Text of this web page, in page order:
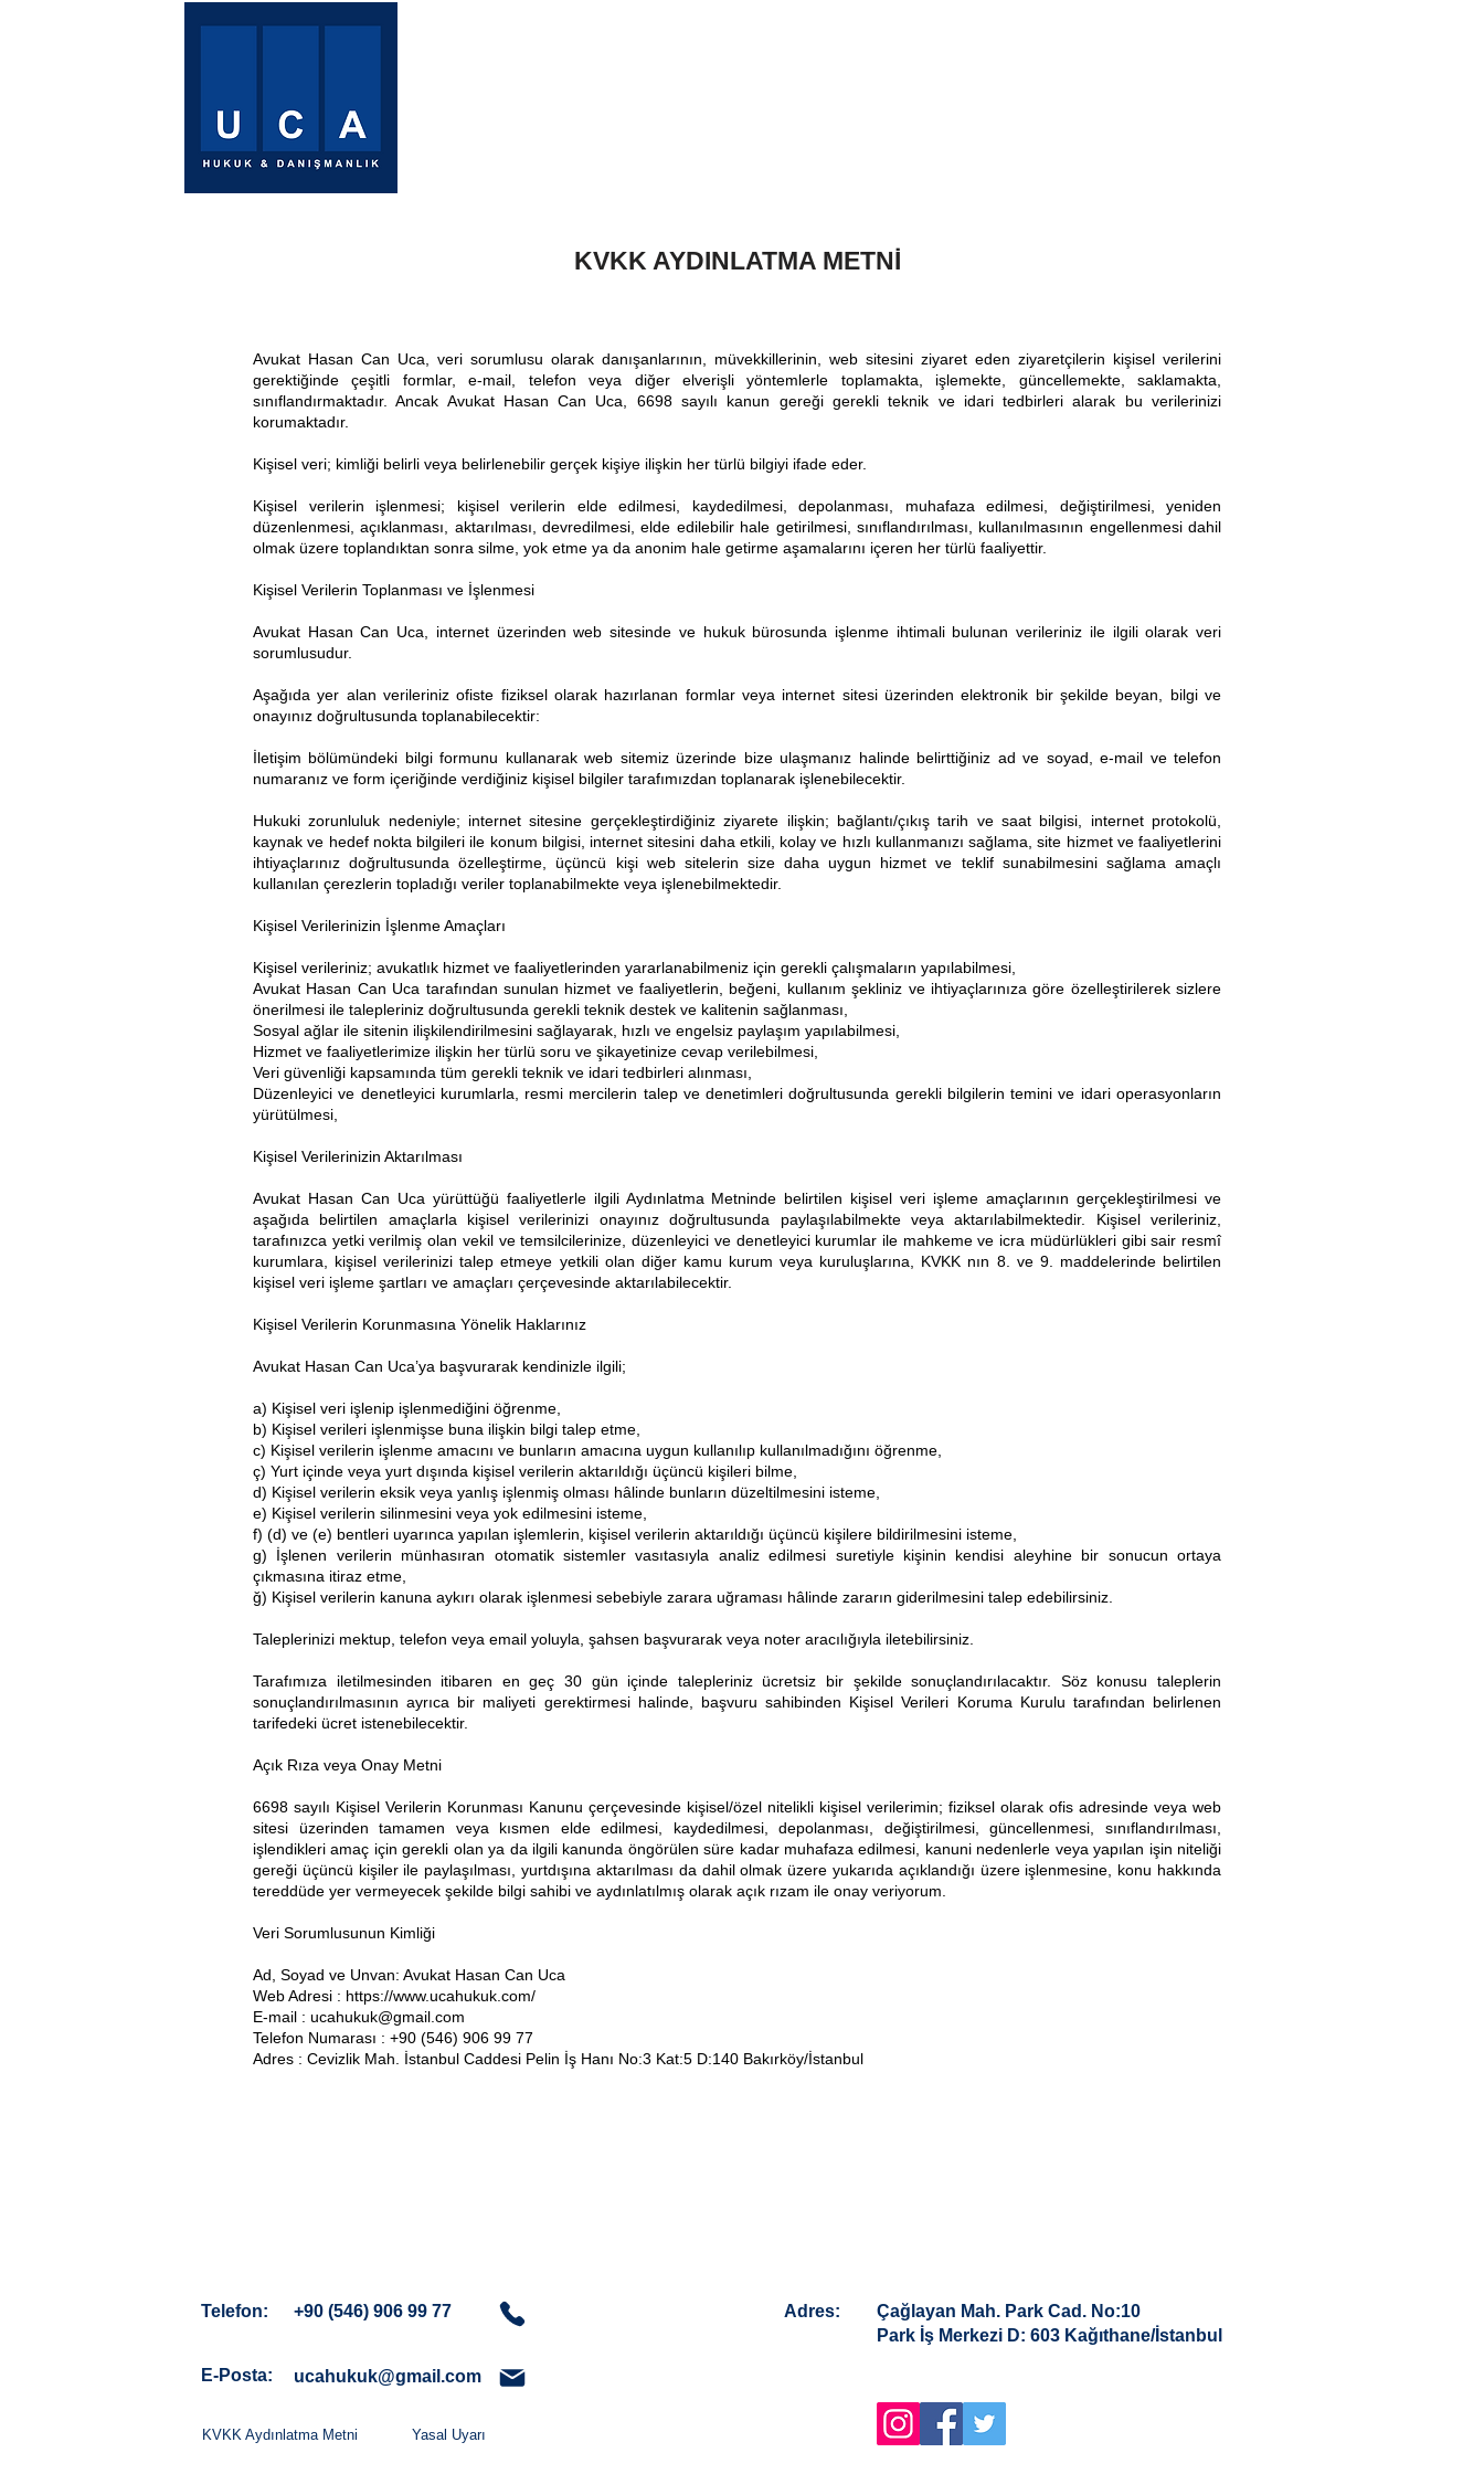
KVKK AYDINLATMA METNİ
Avukat Hasan Can Uca, veri sorumlusu olarak danışanlarının, müvekkillerinin, web sitesini ziyaret eden ziyaretçilerin kişisel verilerini
gerektiğinde çeşitli formlar, e-mail, telefon veya diğer elverişli yöntemlerle toplamakta, işlemekte, güncellemekte, saklamakta,
sınıflandırmaktadır. Ancak Avukat Hasan Can Uca, 6698 sayılı kanun gereği gerekli teknik ve idari tedbirleri alarak bu verilerinizi
korumaktadır.
Kişisel veri; kimliği belirli veya belirlenebilir gerçek kişiye ilişkin her türlü bilgiyi ifade eder.
Kişisel verilerin işlenmesi; kişisel verilerin elde edilmesi, kaydedilmesi, depolanması, muhafaza edilmesi, değiştirilmesi, yeniden
düzenlenmesi, açıklanması, aktarılması, devredilmesi, elde edilebilir hale getirilmesi, sınıflandırılması, kullanılmasının engellenmesi dahil
olmak üzere toplandıktan sonra silme, yok etme ya da anonim hale getirme aşamalarını içeren her türlü faaliyettir.
Kişisel Verilerin Toplanması ve İşlenmesi
Avukat Hasan Can Uca, internet üzerinden web sitesinde ve hukuk bürosunda işlenme ihtimali bulunan verileriniz ile ilgili olarak veri
sorumlusudur.
Aşağıda yer alan verileriniz ofiste fiziksel olarak hazırlanan formlar veya internet sitesi üzerinden elektronik bir şekilde beyan, bilgi ve
onayınız doğrultusunda toplanabilecektir:
İletişim bölümündeki bilgi formunu kullanarak web sitemiz üzerinde bize ulaşmanız halinde belirttiğiniz ad ve soyad, e-mail ve telefon
numaranız ve form içeriğinde verdiğiniz kişisel bilgiler tarafımızdan toplanarak işlenebilecektir.
Hukuki zorunluluk nedeniyle; internet sitesine gerçekleştirdiğiniz ziyarete ilişkin; bağlantı/çıkış tarih ve saat bilgisi, internet protokolü,
kaynak ve hedef nokta bilgileri ile konum bilgisi, internet sitesini daha etkili, kolay ve hızlı kullanmanızı sağlama, site hizmet ve faaliyetlerini
ihtiyaçlarınız doğrultusunda özelleştirme, üçüncü kişi web sitelerin size daha uygun hizmet ve teklif sunabilmesini sağlama amaçlı
kullanılan çerezlerin topladığı veriler toplanabilmekte veya işlenebilmektedir.
Kişisel Verilerinizin İşlenme Amaçları
Kişisel verileriniz; avukatlık hizmet ve faaliyetlerinden yararlanabilmeniz için gerekli çalışmaların yapılabilmesi,
Avukat Hasan Can Uca tarafından sunulan hizmet ve faaliyetlerin, beğeni, kullanım şekliniz ve ihtiyaçlarınıza göre özelleştirilerek sizlere
önerilmesi ile talepleriniz doğrultusunda gerekli teknik destek ve kalitenin sağlanması,
Sosyal ağlar ile sitenin ilişkilendirilmesini sağlayarak, hızlı ve engelsiz paylaşım yapılabilmesi,
Hizmet ve faaliyetlerimize ilişkin her türlü soru ve şikayetinize cevap verilebilmesi,
Veri güvenliği kapsamında tüm gerekli teknik ve idari tedbirleri alınması,
Düzenleyici ve denetleyici kurumlarla, resmi mercilerin talep ve denetimleri doğrultusunda gerekli bilgilerin temini ve idari operasyonların
yürütülmesi,
Kişisel Verilerinizin Aktarılması
Avukat Hasan Can Uca yürüttüğü faaliyetlerle ilgili Aydınlatma Metninde belirtilen kişisel veri işleme amaçlarının gerçekleştirilmesi ve
aşağıda belirtilen amaçlarla kişisel verilerinizi onayınız doğrultusunda paylaşılabilmekte veya aktarılabilmektedir. Kişisel verileriniz,
tarafınızca yetki verilmiş olan vekil ve temsilcilerinize, düzenleyici ve denetleyici kurumlar ile mahkeme ve icra müdürlükleri gibi sair resmî
kurumlara, kişisel verilerinizi talep etmeye yetkili olan diğer kamu kurum veya kuruluşlarına, KVKK nın 8. ve 9. maddelerinde belirtilen
kişisel veri işleme şartları ve amaçları çerçevesinde aktarılabilecektir.
Kişisel Verilerin Korunmasına Yönelik Haklarınız
Avukat Hasan Can Uca’ya başvurarak kendinizle ilgili;
a) Kişisel veri işlenip işlenmediğini öğrenme,
b) Kişisel verileri işlenmişse buna ilişkin bilgi talep etme,
c) Kişisel verilerin işlenme amacını ve bunların amacına uygun kullanılıp kullanılmadığını öğrenme,
ç) Yurt içinde veya yurt dışında kişisel verilerin aktarıldığı üçüncü kişileri bilme,
d) Kişisel verilerin eksik veya yanlış işlenmiş olması hâlinde bunların düzeltilmesini isteme,
e) Kişisel verilerin silinmesini veya yok edilmesini isteme,
f) (d) ve (e) bentleri uyarınca yapılan işlemlerin, kişisel verilerin aktarıldığı üçüncü kişilere bildirilmesini isteme,
g) İşlenen verilerin münhasıran otomatik sistemler vasıtasıyla analiz edilmesi suretiyle kişinin kendisi aleyhine bir sonucun ortaya
çıkmasına itiraz etme,
ğ) Kişisel verilerin kanuna aykırı olarak işlenmesi sebebiyle zarara uğraması hâlinde zararın giderilmesini talep edebilirsiniz.
Taleplerinizi mektup, telefon veya email yoluyla, şahsen başvurarak veya noter aracılığıyla iletebilirsiniz.
Tarafımıza iletilmesinden itibaren en geç 30 gün içinde talepleriniz ücretsiz bir şekilde sonuçlandırılacaktır. Söz konusu taleplerin
sonuçlandırılmasının ayrıca bir maliyeti gerektirmesi halinde, başvuru sahibinden Kişisel Verileri Koruma Kurulu tarafından belirlenen
tarifedeki ücret istenebilecektir.
Açık Rıza veya Onay Metni
6698 sayılı Kişisel Verilerin Korunması Kanunu çerçevesinde kişisel/özel nitelikli kişisel verilerimin; fiziksel olarak ofis adresinde veya web
sitesi üzerinden tamamen veya kısmen elde edilmesi, kaydedilmesi, depolanması, değiştirilmesi, güncellenmesi, sınıflandırılması,
işlendikleri amaç için gerekli olan ya da ilgili kanunda öngörülen süre kadar muhafaza edilmesi, kanuni nedenlerle veya yapılan işin niteliği
gereği üçüncü kişiler ile paylaşılması, yurtdışına aktarılması da dahil olmak üzere yukarıda açıklandığı üzere işlenmesine, konu hakkında
tereddüde yer vermeyecek şekilde bilgi sahibi ve aydınlatılmış olarak açık rızam ile onay veriyorum.
Veri Sorumlusunun Kimliği
Ad, Soyad ve Unvan: Avukat Hasan Can Uca
Web Adresi : https://www.ucahukuk.com/
E-mail : ucahukuk@gmail.com
Telefon Numarası : +90 (546) 906 99 77
Adres : Cevizlik Mah. İstanbul Caddesi Pelin İş Hanı No:3 Kat:5 D:140 Bakırköy/İstanbul
Telefon: +90 (546) 906 99 77
E-Posta: ucahukuk@gmail.com
KVKK Aydınlatma Metni Yasal Uyarı
Adres:
Çağlayan Mah. Park Cad. No:10
Park İş Merkezi D: 603 Kağıthane/İstanbul